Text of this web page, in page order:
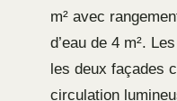
m² avec
d’eau de 4 m².
les deux façades
circulation